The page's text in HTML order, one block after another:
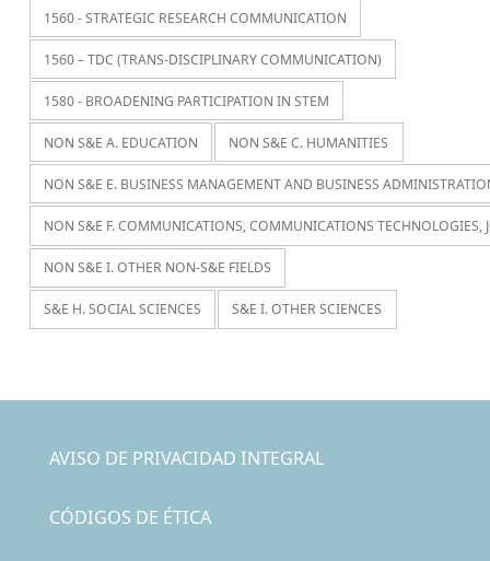
1560 - STRATEGIC RESEARCH COMMUNICATION
1560 – TDC (TRANS-DISCIPLINARY COMMUNICATION)
1580 - BROADENING PARTICIPATION IN STEM
NON S&E A. EDUCATION NON S&E C. HUMANITIES
NON S&E E. BUSINESS MANAGEMENT AND BUSINESS
NON S&E F. COMMUNICATIONS, COMMUNICATIONS TECHNOLOGIES,
NON S&E I. OTHER NON-S&E FIELDS
S&E H. SOCIAL SCIENCES S&E I. OTHER SCIENCES
AVISO DE PRIVACIDAD INTEGRAL
CÓDIGOS DE ÉTICA